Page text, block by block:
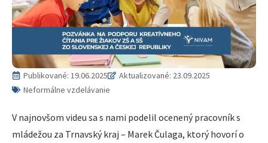
Publikované: 19.06.2025
Aktualizované: 23.09.2025
Neformálne vzdelávanie
V najnovšom videu sa s nami podelil ocenený pracovník s
mládežou za Trnavský kraj – Marek Čulaga, ktorý hovorí o